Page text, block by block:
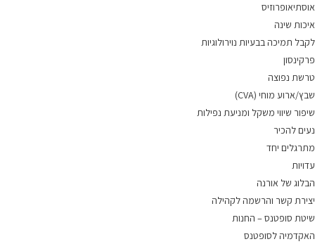
אוסתיאופרוזיס
איכות שינה
לקבל תמיכה בבעיות נוירולוגיות
פרקינסון
טרשת נפוצה
שבץ/ארוע מוחי (CVA)
שיפור שיווי משקל ומניעת נפילות
נעים להכיר
מתרגלים יחד
עדויות
הבלוג של אורנה
יצירת קשר והרשמה לקהילה
שיטת סופטנס – החנות
האקדמיה לסופטנס